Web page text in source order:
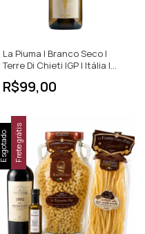
La Piuma | Branco Seco |
Terre Di Chieti IGP | Itália |
750ml
R$99,00
Esgotado Frete grátis